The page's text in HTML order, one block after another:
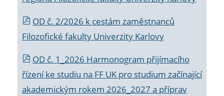
OD č. 2/2026 k cestám zaměstnanců
Filozofické fakulty Univerzity Karlovy
OD č. 1_2026 Harmonogram přijímacího
řízení ke studiu na FF UK pro studium začínající
akademickým rokem 2026_2027 a příprav